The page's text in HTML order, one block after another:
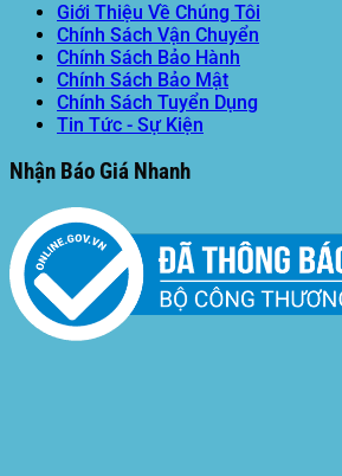
Giới Thiệu Về Chúng Tôi
Chính Sách Vận Chuyển
Chính Sách Bảo Hành
Chính Sách Bảo Mật
Chính Sách Tuyển Dụng
Tin Tức - Sự Kiện
Nhận Báo Giá Nhanh